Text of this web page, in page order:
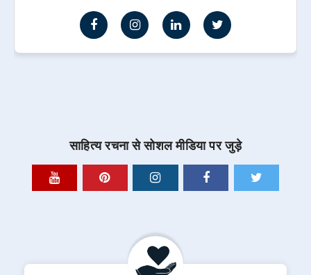
साहित्य रचना से सोशल मीडिया पर जुड़े